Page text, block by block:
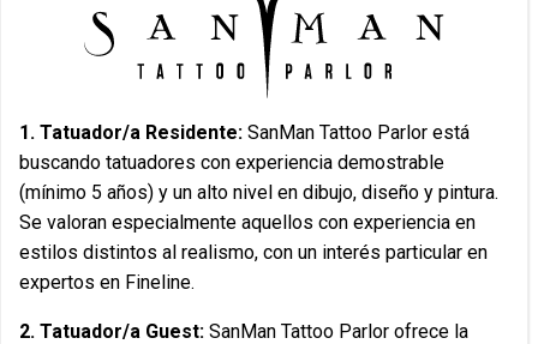
1. Tatuador/a Residente: SanMan Tattoo Parlor está
buscando tatuadores con experiencia demostrable
(mínimo 5 años) y un alto nivel en dibujo, diseño y pintura.
Se valoran especialmente aquellos con experiencia en
estilos distintos al realismo, con un interés particular en
expertos en Fineline.
2. Tatuador/a Guest: SanMan Tattoo Parlor ofrece la